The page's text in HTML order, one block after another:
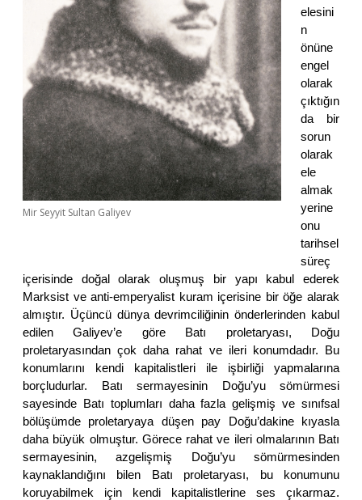
Mir Seyyit Sultan Galiyev
elesini
n
önüne
engel
olarak
çıktığın
da bir
sorun
olarak
ele
almak
yerine
onu
tarihsel
süreç
içerisinde doğal olarak oluşmuş bir yapı kabul ederek
Marksist ve anti-emperyalist kuram içerisine bir öğe alarak
almıştır. Üçüncü dünya devrimciliğinin önderlerinden kabul
edilen Galiyev’e göre Batı proletaryası, Doğu
proletaryasından çok daha rahat ve ileri konumdadır. Bu
konumlarını kendi kapitalistleri ile işbirliği yapmalarına
borçludurlar. Batı sermayesinin Doğu’yu sömürmesi
sayesinde Batı toplumları daha fazla gelişmiş ve sınıfsal
bölüşümde proletaryaya düşen pay Doğu’dakine kıyasla
daha büyük olmuştur. Görece rahat ve ileri olmalarının Batı
sermayesinin, azgelişmiş Doğu’yu sömürmesinden
kaynaklandığını bilen Batı proletaryası, bu konumunu
koruyabilmek için kendi kapitalistlerine ses çıkarmaz.